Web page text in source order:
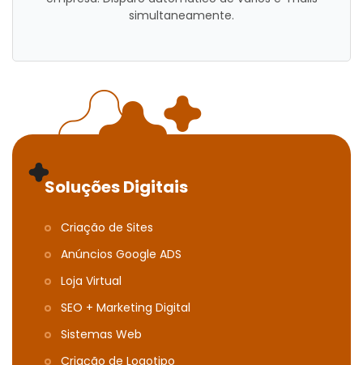
simultaneamente.
Soluções Digitais
Criação de Sites
Anúncios Google ADS
Loja Virtual
SEO + Marketing Digital
Sistemas Web
Criação de Logotipo